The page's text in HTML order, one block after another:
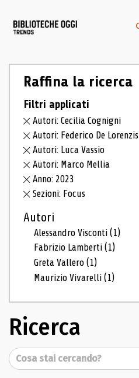
Raffina la ricerca
Filtri applicati
Autori: Cecilia Cognigni
Autori: Federico De Lorenzis
Autori: Luca Vassio
Autori: Marco Mellia
Anno: 2023
Sezioni: Focus
Autori
Alessandro Visconti(1)
Fabrizio Lamberti(1)
Greta Vallero(1)
Maurizio Vivarelli(1)
Ricerca
Cerca